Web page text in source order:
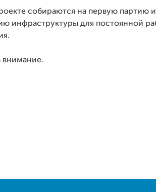
собираются на первую партию
инфраструктуры для постоянной
внимание.